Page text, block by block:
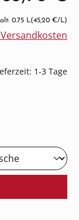
0.75 L(45,20 €/L)
1-3 Tage